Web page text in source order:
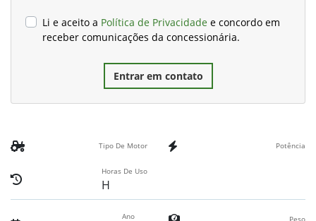
Li e aceito a Política de Privacidade e concordo em
receber comunicações da concessionária.
Entrar em contato
Tipo De Motor Potência
Horas De Uso
H
Ano